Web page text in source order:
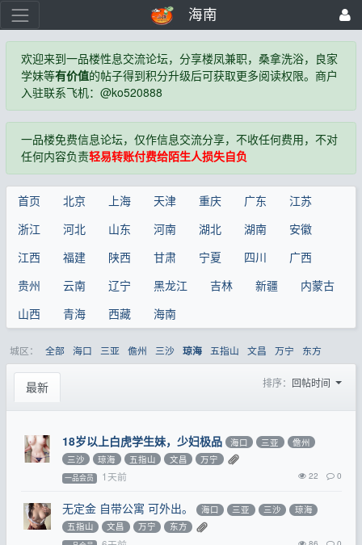
海南
欢迎来到一品楼性息交流论坛，分享楼凤兼职，桑拿洗浴，良家
学妹等有价值的帖子得到积分升级后可获取更多阅读权限。商户
入驻联系飞机：@ko520888
一品楼免费信息论坛，仅作信息交流分享，不收任何费用，不对
任何内容负责轻易转账付费给陌生人损失自负
首页 北京 上海 天津 重庆 广东
江苏
浙江
河北 山东 河南 湖北 湖南
安徽
江西
福建 陕西 甘肃 宁夏 四川
广西
贵州
云南 辽宁 黑龙江 吉林 新疆
内蒙古
山西
青海 西藏 海南
城区： 全部 海口 三亚 儋州 三沙 琼海 五指山 文昌 万宁 东方
最新 排序： 回帖时间
18岁以上白虎学生妹，少妇极品 海口 三亚
儋州
三沙
琼海 五指山 文昌 万宁
一品会员 1天前 22 0
无定金 自带公寓 可外出。 海口 三亚 三沙
琼海
五指山
文昌 万宁 东方